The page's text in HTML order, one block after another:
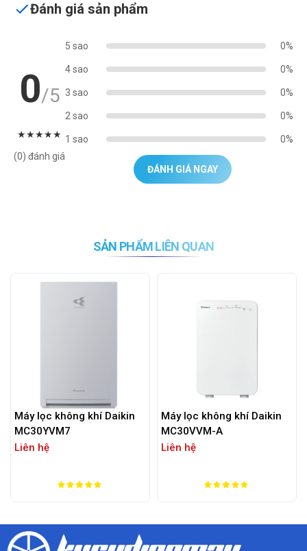
Đánh giá sản phẩm
0/5
★★★★★
(0) đánh giá
5 sao 0%
4 sao 0%
3 sao 0%
2 sao 0%
1 sao 0%
ĐÁNH GIÁ NGAY
SẢN PHẨM LIÊN QUAN
Máy lọc không khí Daikin
MC30YVM7
Liên hệ
Máy lọc không khí Daikin
MC30VVM-A
Liên hệ